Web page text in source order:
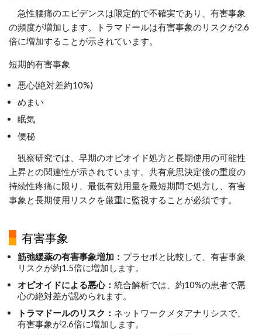
急性腰痛のエビデンスは限定的で不確実であり、有害事象
の頻度が増加します。トラマドールは有害事象のリスクが2.6
倍に増加することが示されています。
短期的有害事象
悪心(絶対差約10%)
めまい
眠気
便秘
観察研究では、早期のオピオイド処方と長期使用の可能性
上昇との関連性が示されています。共有意思決定後の重度の
持続性疼痛に限り、最低有効用量を最短期間で処方し、有害
事象と長期使用リスクを厳重に監視することが必須です。
有害事象
筋弛緩薬の有害事象増加： プラセボと比較して、有害事象
リスクが約1.5倍に増加します。
オピオイドによる悪心： 統合解析では、約10%の患者で悪
心の絶対差が認められます。
トラマドールのリスク： ネットワークメタアナリシスで、
有害事象が2.6倍に増加します。